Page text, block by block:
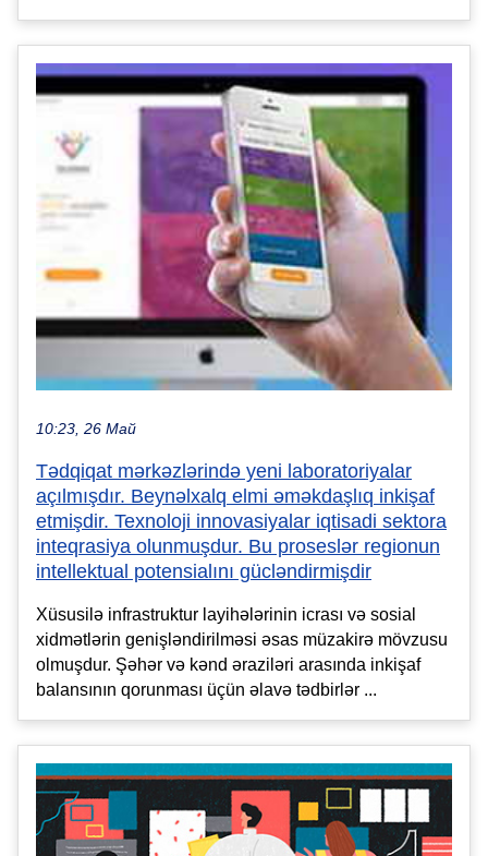
10:23, 26 Май
Tədqiqat mərkəzlərində yeni laboratoriyalar
açılmışdır. Beynəlxalq elmi əməkdaşlıq inkişaf
etmişdir. Texnoloji innovasiyalar iqtisadi sektora
inteqrasiya olunmuşdur. Bu proseslər regionun
intellektual potensialını gücləndirmişdir
Xüsusilə infrastruktur layihələrinin icrası və sosial
xidmətlərin genişləndirilməsi əsas müzakirə mövzusu
olmuşdur. Şəhər və kənd əraziləri arasında inkişaf
balansının qorunması üçün əlavə tədbirlər ...